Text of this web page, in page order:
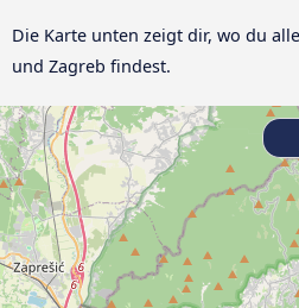
Die Karte unten zeigt dir, wo du
und Zagreb findest.